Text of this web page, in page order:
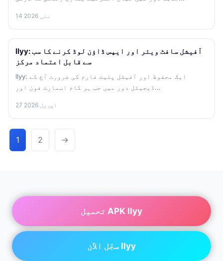
14 مئی 2026
llyy: آفیشل سافٹ ویئر اور ایپس ڈاؤن لوڈ کرنے کا سب
سے قابل اعتماد مرکز
llyy: ایک محفوظ اور آفیشل پلیٹ فارم کی ضرورت آج کے
ڈیجیٹل دور میں جب ہر کام اسمارٹ فون اور...
27 اپریل 2026
1 2 →
تحميل APK llyy
سجّل الآن llyy